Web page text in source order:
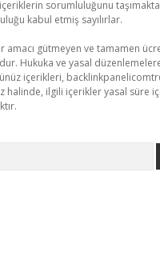
içeriklerin sorumluluğunu
kabul etmiş sayılırlar.
amacı gütmeyen ve tamamen
Hukuka ve yasal
içerikleri,
halinde, ilgili içerikler yasal süre